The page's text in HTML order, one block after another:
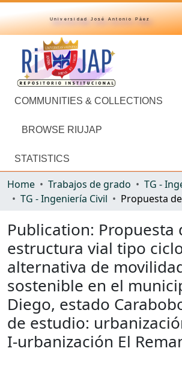
Universidad José Antonio Páez
COMMUNITIES & COLLECTIONS
BROWSE RIUJAP
STATISTICS
Home Trabajos de grado
TG -
TG - Ingeniería Civil
Publication: Propuesta
estructura vial tipo
alternativa de
sostenible en el
Diego, estado
de estudio:
I-urbanización El